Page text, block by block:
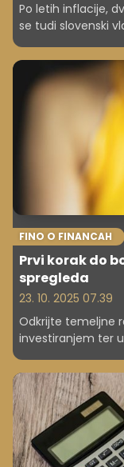
Po letih inflacije,
se tudi slovenski
2026 prinaša
umetne
najpogostejšim
ne deluje ter ali
finančne
premoženja mag.
FINO O FINANCAH
Prvi korak do
spregleda
23. 10. 2025 07.39
Odkrijte temeljne
investiranjem ter
strategijo za